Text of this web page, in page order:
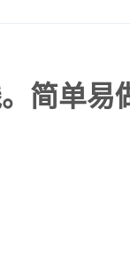
简单易